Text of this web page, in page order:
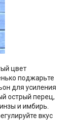
цвет
поджарьте
для усиления
острый перец,
и имбирь.
вкус